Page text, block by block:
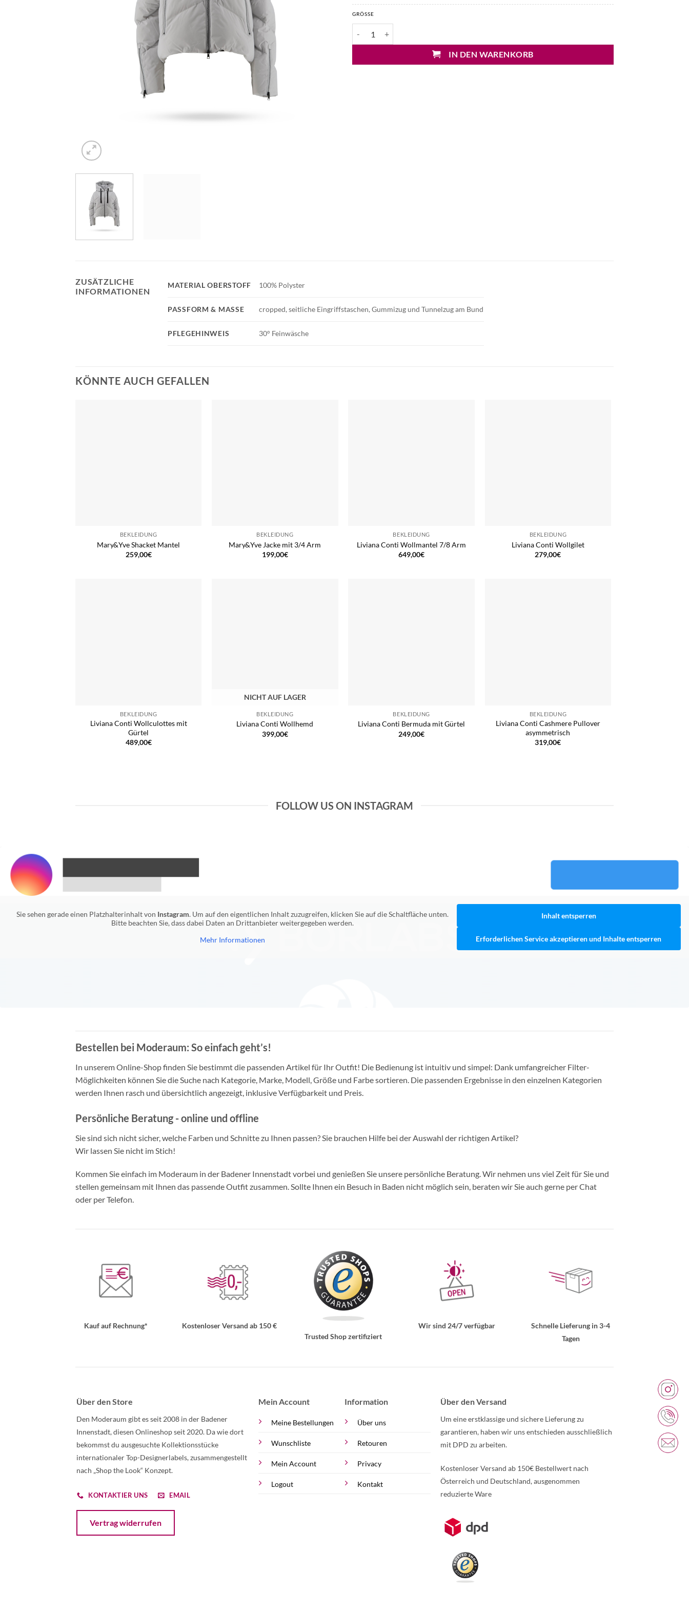
GRÖSSE
IN DEN WARENKORB
ZUSÄTZLICHE
INFORMATIONEN
PFLEGEHINWEIS 30° Feinwäsche
MATERIAL OBERSTOFF 100% Polyster
PASSFORM & MASSE cropped, seitliche Eingriffstaschen, Gummizug und Tunnelzug am Bund
KÖNNTE AUCH GEFALLEN
BEKLEIDUNG
Mary&Yve Shacket Mantel
259,00€
BEKLEIDUNG
Mary&Yve Jacke mit 3/4 Arm
199,00€
BEKLEIDUNG
Liviana Conti Wollmantel 7/8 Arm
649,00€
BEKLEIDUNG
Liviana Conti Wollgilet
279,00€
BEKLEIDUNG
Liviana Conti Wollculottes mit
Gürtel
489,00€
NICHT AUF LAGER
BEKLEIDUNG
Liviana Conti Wollhemd
399,00€
BEKLEIDUNG
Liviana Conti Bermuda mit Gürtel
249,00€
BEKLEIDUNG
Liviana Conti Cashmere Pullover
asymmetrisch
319,00€
FOLLOW US ON INSTAGRAM
Sie sehen gerade einen Platzhalterinhalt von Instagram. Um auf den eigentlichen Inhalt zuzugreifen, klicken Sie auf die Schaltfläche unten.
Bitte beachten Sie, dass dabei Daten an Drittanbieter weitergegeben werden.
Mehr Informationen
Inhalt entsperren
Erforderlichen Service akzeptieren und Inhalte entsperren
Bestellen bei Moderaum: So einfach geht’s!
In unserem Online-Shop finden Sie bestimmt die passenden Artikel für Ihr Outfit! Die Bedienung ist intuitiv und simpel: Dank umfangreicher Filter-
Möglichkeiten können Sie die Suche nach Kategorie, Marke, Modell, Größe und Farbe sortieren. Die passenden Ergebnisse in den einzelnen Kategorien
werden Ihnen rasch und übersichtlich angezeigt, inklusive Verfügbarkeit und Preis.
Persönliche Beratung - online und offline
Sie sind sich nicht sicher, welche Farben und Schnitte zu Ihnen passen? Sie brauchen Hilfe bei der Auswahl der richtigen Artikel?
Wir lassen Sie nicht im Stich!
Kommen Sie einfach im Moderaum in der Badener Innenstadt vorbei und genießen Sie unsere persönliche Beratung. Wir nehmen uns viel Zeit für Sie und
stellen gemeinsam mit Ihnen das passende Outfit zusammen. Sollte Ihnen ein Besuch in Baden nicht möglich sein, beraten wir Sie auch gerne per Chat
oder per Telefon.
Kauf auf Rechnung*
Kostenloser Versand ab 150 €
Trusted Shop zertifiziert
Wir sind 24/7 verfügbar
Schnelle Lieferung in 3-4
Tagen
Über den Store
Den Moderaum gibt es seit 2008 in der Badener
Innenstadt, diesen Onlineshop seit 2020. Da wie dort
bekommst du ausgesuchte Kollektionsstücke
internationaler Top-Designerlabels, zusammengestellt
nach „Shop the Look“ Konzept.
KONTAKTIER UNS EMAIL
Vertrag widerrufen
Mein Account
Meine Bestellungen
Wunschliste
Mein Account
Logout
Information
Über uns
Retouren
Privacy
Kontakt
Über den Versand
Um eine erstklassige und sichere Lieferung zu
garantieren, haben wir uns entschieden ausschließlich
mit DPD zu arbeiten.
Kostenloser Versand ab 150€ Bestellwert nach
Österreich und Deutschland, ausgenommen
reduzierte Ware
Weitere Informationen über den gesperrten Inhalt.